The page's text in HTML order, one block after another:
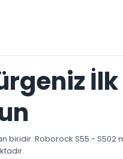
Roborock S55 -